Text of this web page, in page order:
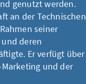
genutzt werden.
an der Technischen
seiner
deren
Er verfügt über
und der